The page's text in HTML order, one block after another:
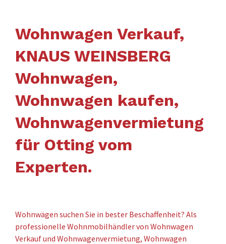
Wohnwagen Verkauf,
KNAUS WEINSBERG
Wohnwagen,
Wohnwagen kaufen,
Wohnwagenvermietung
für Otting vom
Experten.
Wohnwägen suchen Sie in bester Beschaffenheit? Als
professionelle Wohnmobilhändler von Wohnwagen
Verkauf und Wohnwagenvermietung, Wohnwagen